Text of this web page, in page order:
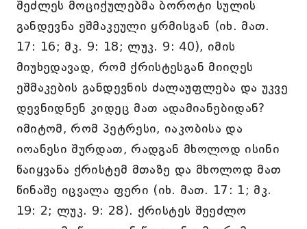
შეძლეს მოციქულებმა ბოროტი სულის
განდევნა ეშმაკეული ყრმისგან (იხ. მათ.
17: 16; მკ. 9: 18; ლუკ. 9: 40), იმის
მიუხედავად, რომ ქრისტესგან მიიღეს
ეშმაკების განდევნის ძალაუფლება და უკვე
დევნიდნენ კიდეც მათ ადამიანებიდან?
იმიტომ, რომ პეტრესი, იაკობისა და
იოანესი შურდათ, რადგან მხოლოდ ისინი
წაიყვანა ქრისტემ მთაზე და მხოლოდ მათ
წინაშე იცვალა ფერი (იხ. მათ. 17: 1; მკ.
19: 2; ლუკ. 9: 28). ქრისტეს შეეძლო